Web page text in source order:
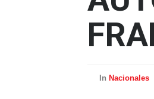
In Nacionales